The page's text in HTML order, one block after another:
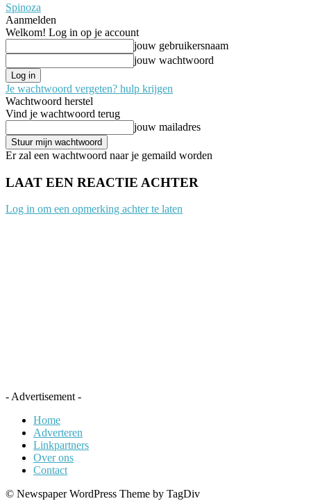
Spinoza
Aanmelden
Welkom! Log in op je account
jouw gebruikersnaam
jouw wachtwoord
Je wachtwoord vergeten? hulp krijgen
Wachtwoord herstel
Vind je wachtwoord terug
jouw mailadres
Er zal een wachtwoord naar je gemaild worden
LAAT EEN REACTIE ACHTER
Log in om een opmerking achter te laten
- Advertisement -
Home
Adverteren
Linkpartners
Over ons
Contact
© Newspaper WordPress Theme by TagDiv